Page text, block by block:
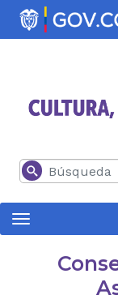
Pasar al contenido
Buscar